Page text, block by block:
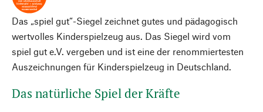
Das „spiel gut“-Siegel zeichnet gutes und pädagogisch
wertvolles Kinderspielzeug aus. Das Siegel wird vom
spiel gut e.V. vergeben und ist eine der renommiertesten
Auszeichnungen für Kinderspielzeug in Deutschland.
Das natürliche Spiel der Kräfte